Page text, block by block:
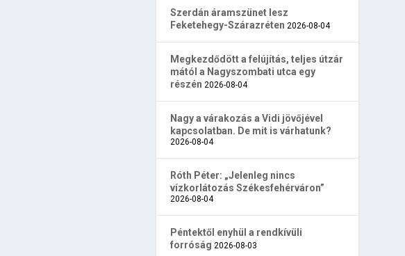
Szerdán áramszünet lesz
Feketehegy-Szárazréten 2026-08-04
Megkezdődött a felújítás, teljes útzár
mától a Nagyszombati utca egy
részén 2026-08-04
Nagy a várakozás a Vidi jövőjével
kapcsolatban. De mit is várhatunk?
2026-08-04
Róth Péter: „Jelenleg nincs
vízkorlátozás Székesfehérváron”
2026-08-04
Péntektől enyhül a rendkívüli
forróság 2026-08-03